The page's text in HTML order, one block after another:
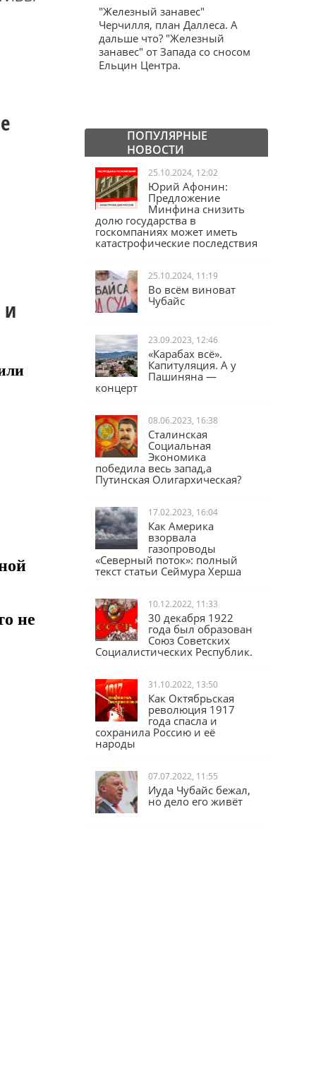
не
"Железный занавес"
Черчилля, план Даллеса. А
дальше что? "Железный
занавес" от Запада со сносом
Ельцин Центра.
ПОПУЛЯРНЫЕ
НОВОСТИ
25.10.2024, 12:02
Юрий Афонин:
Предложение
Минфина снизить
долю государства в
госкомпаниях может иметь
катастрофические последствия
25.10.2024, 11:19
Во всём виноват
Чубайс
23.09.2023, 12:46
«Карабах всё».
Капитуляция. А у
Пашиняна —
концерт
08.06.2023, 16:38
Сталинская
Социальная
Экономика
победила весь запад,а
Путинская Олигархическая?
17.02.2023, 16:04
Как Америка
взорвала
газопроводы
«Северный поток»: полный
текст статьи Сеймура Херша
10.12.2022, 11:33
30 декабря 1922
года был образован
Союз Советских
Социалистических Республик.
31.10.2022, 13:50
Как Октябрьская
революция 1917
года спасла и
сохранила Россию и её
народы
07.07.2022, 11:55
Иуда Чубайс бежал,
но дело его живёт